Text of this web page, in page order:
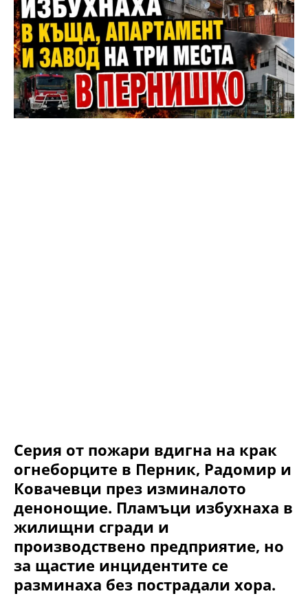
Серия от пожари вдигна на крак
огнеборците в Перник, Радомир и
Ковачевци през изминалото
денонощие. Пламъци избухнаха в
жилищни сгради и
производствено предприятие, но
за щастие инцидентите се
разминаха без пострадали хора.